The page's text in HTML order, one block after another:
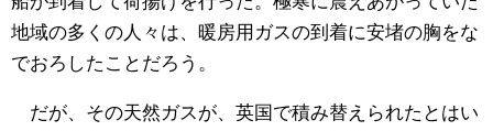
地域の多くの人々は、暖房用ガスの到着に安堵の胸をな
でおろしたことだろう。
だが、その天然ガスが、英国で積み替えられたとはい